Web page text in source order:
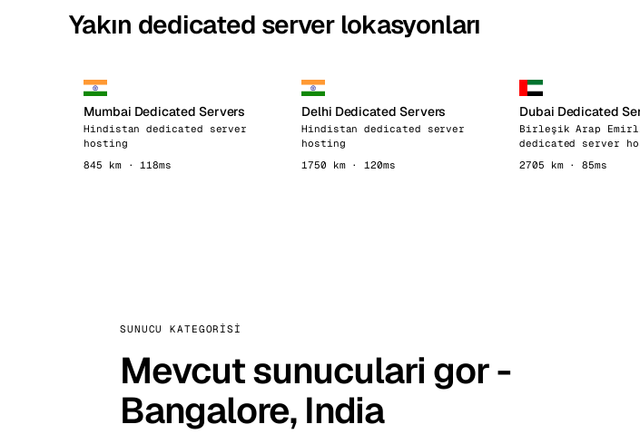
Yakın dedicated server lokasyonları
Mumbai Dedicated Servers
Hindistan dedicated server
hosting
845 km · 118ms
Delhi Dedicated Servers
Hindistan dedicated server
hosting
1750 km · 120ms
Dubai Dedicated
Birleşik Arap
dedicated server
2705 km · 85ms
SUNUCU KATEGORISI
Mevcut sunuculari gor -
Bangalore, India